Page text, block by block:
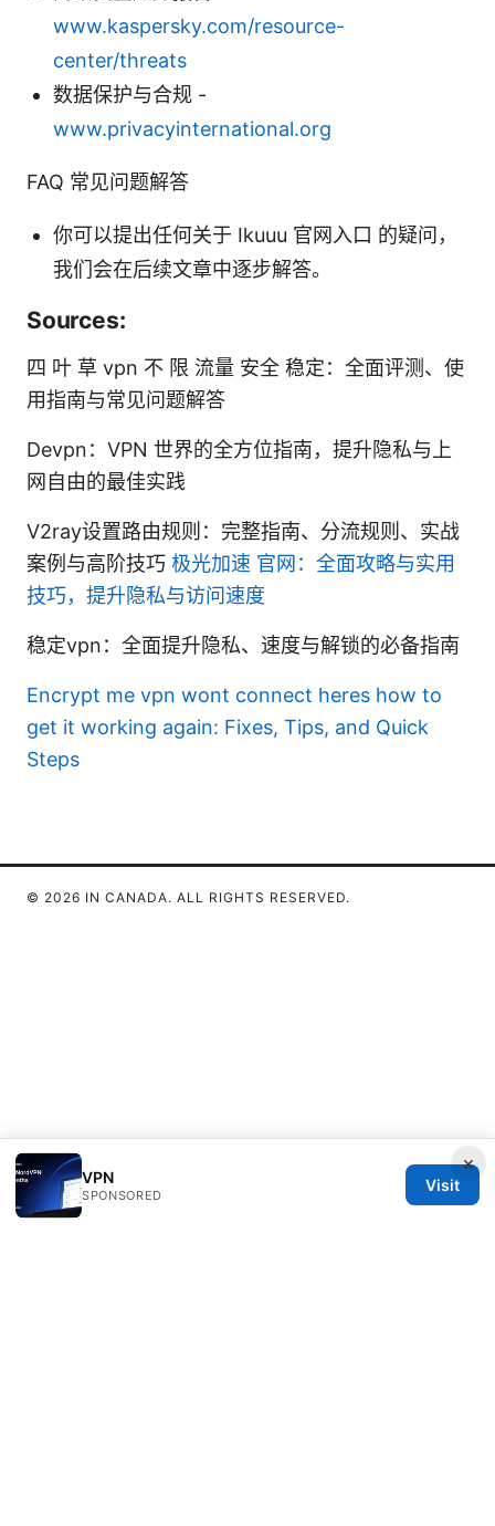
www.kaspersky.com/resource-
center/threats
数据保护与合规 -
www.privacyinternational.org
FAQ 常见问题解答
你可以提出任何关于 Ikuuu 官网入口 的疑问，
我们会在后续文章中逐步解答。
Sources:
四 叶 草 vpn 不 限 流量 安全 稳定：全面评测、使
用指南与常见问题解答
Devpn：VPN 世界的全方位指南，提升隐私与上
网自由的最佳实践
V2ray设置路由规则：完整指南、分流规则、实战
案例与高阶技巧 极光加速 官网：全面攻略与实用
技巧，提升隐私与访问速度
稳定vpn：全面提升隐私、速度与解锁的必备指南
Encrypt me vpn wont connect heres how to
get it working again: Fixes, Tips, and Quick
Steps
×
VPN
SPONSORED
Visit
© 2026 IN CANADA. ALL RIGHTS RESERVED.